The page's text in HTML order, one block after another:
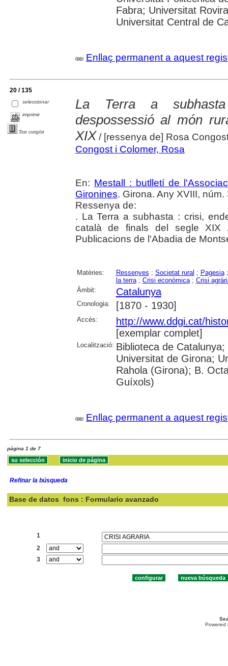
Fabra; Universitat
Universitat Central de
Enllaç permanent a aquest
20 / 135
seleccionar
imprimir
Text complet
La Terra a
despossessió al món
XIX / [ressenya de] Rosa
Congost i Colomer, Rosa
En: Mestall : butlletí de
Gironines. Girona. Any XVIII,
Ressenya de:
. La Terra a subhasta : crisi,
català de finals del segle XIX
Publicacions de l'Abadia de
Matèries: Ressenyes ; Societat rural ; Pagesia
la terra; Crisi econòmica; Crisi
Àmbit:
Catalunya
Cronologia: [1870 - 1930]
Accés:
http://www.ddgi.cat/
[exemplar complet]
Localització: Biblioteca de
Universitat de Girona;
Rahola (Girona); B.
Guíxols)
Enllaç permanent a aquest
página 1 de 7
Refinar la búsqueda
Base de datos fons : Formulario avanzado
1
2
3